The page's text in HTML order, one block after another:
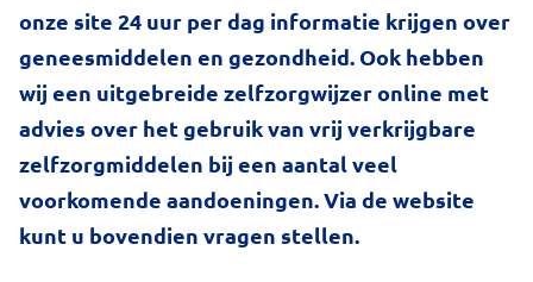
onze site 24 uur per dag informatie krijgen over
geneesmiddelen en gezondheid. Ook hebben
wij een uitgebreide zelfzorgwijzer online met
advies over het gebruik van vrij verkrijgbare
zelfzorgmiddelen bij een aantal veel
voorkomende aandoeningen. Via de website
kunt u bovendien vragen stellen.